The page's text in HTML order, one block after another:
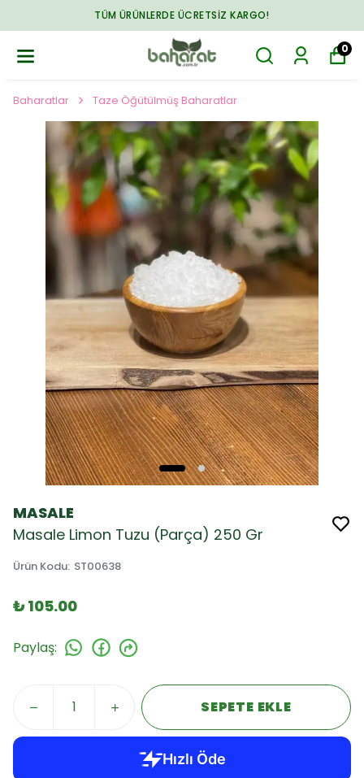
TÜM ÜRÜNLERDE ÜCRETSIZ KARGO!
0
Baharatlar Taze Öğütülmüş Baharatlar
MASALE
Masale Limon Tuzu (Parça) 250 Gr
Ürün Kodu: ST00638
₺ 105.00
Paylaş:
SEPETE EKLE